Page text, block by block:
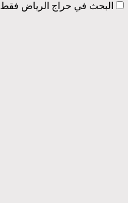
البحث في حراج الرياض فقط